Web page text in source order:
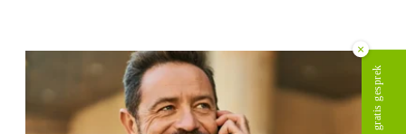
×
Plan gratis gesprek